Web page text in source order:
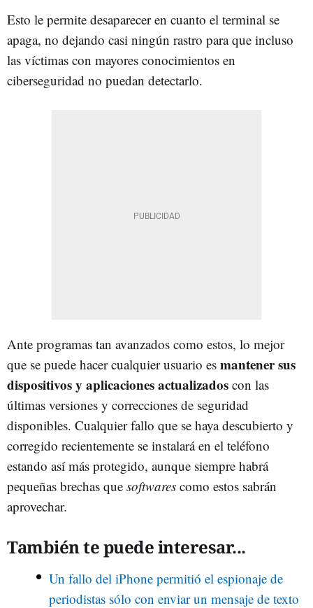
Esto le permite desaparecer en cuanto el terminal se
apaga, no dejando casi ningún rastro para que incluso
las víctimas con mayores conocimientos en
ciberseguridad no puedan detectarlo.
Ante programas tan avanzados como estos, lo mejor
que se puede hacer cualquier usuario es mantener sus
dispositivos y aplicaciones actualizados con las
últimas versiones y correcciones de seguridad
disponibles. Cualquier fallo que se haya descubierto y
corregido recientemente se instalará en el teléfono
estando así más protegido, aunque siempre habrá
pequeñas brechas que softwares como estos sabrán
aprovechar.
También te puede interesar...
Un fallo del iPhone permitió el espionaje de
periodistas sólo con enviar un mensaje de texto